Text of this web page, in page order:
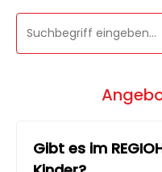
Gibt es im